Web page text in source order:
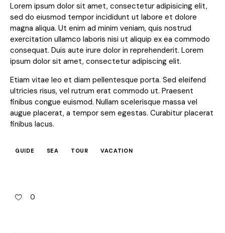
Lorem ipsum dolor sit amet, consectetur adipisicing elit,
sed do eiusmod tempor incididunt ut labore et dolore
magna aliqua. Ut enim ad minim veniam, quis nostrud
exercitation ullamco laboris nisi ut aliquip ex ea commodo
consequat. Duis aute irure dolor in reprehenderit. Lorem
ipsum dolor sit amet, consectetur adipiscing elit.
Etiam vitae leo et diam pellentesque porta. Sed eleifend
ultricies risus, vel rutrum erat commodo ut. Praesent
finibus congue euismod. Nullam scelerisque massa vel
augue placerat, a tempor sem egestas. Curabitur placerat
finibus lacus.
GUIDE SEA TOUR VACATION
0